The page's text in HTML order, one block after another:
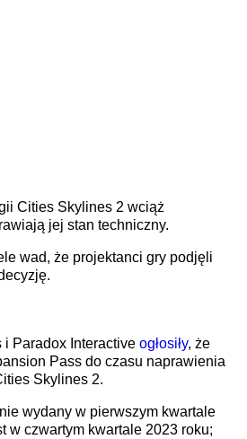
Cities Skylines 2 wciąż
jej stan techniczny.
wad, że projektanci gry podjęli
Paradox Interactive ogłosiły, że
Pass do czasu naprawienia
Skylines 2.
wydany w pierwszym kwartale
w czwartym kwartale 2023 roku;